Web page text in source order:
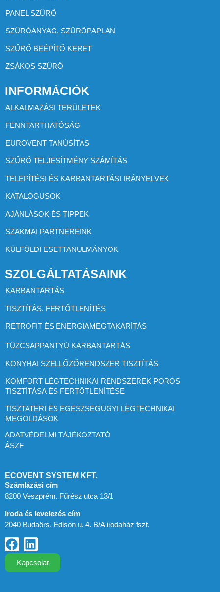
PANEL SZŰRŐ
SZŰRŐANYAG, SZŰRŐPAPLAN
SZŰRŐ BEÉPÍTŐ KERET
ZSÁKOS SZŰRŐ
INFORMÁCIÓK
ALKALMAZÁSI TERÜLETEK
FENNTARTHATÓSÁG
EUROVENT TANÚSÍTÁS
SZŰRŐ TELJESÍTMÉNY SZÁMÍTÁS
TELEPÍTÉSI ÉS KARBANTARTÁSI IRÁNYELVEK
KATALÓGUSOK
AJÁNLÁSOK ÉS TIPPEK
SZAKMAI PARTNEREINK
KÜLFÖLDI ESETTANULMÁNYOK
SZOLGÁLTATÁSAINK
KARBANTARTÁS
TISZTÍTÁS, FERTŐTLENÍTÉS
RETROFIT ÉS ENERGIAMEGTAKARÍTÁS
TŰZCSAPPANTYÚ KARBANTARTÁS
KONYHAI SZELLŐZŐRENDSZER TISZTÍTÁS
KOMFORT LÉGTECHNIKAI RENDSZEREK POROS
TISZTÍTÁSA ÉS FERTŐTLENÍTÉSE
TISZTATÉRI ÉS EGÉSZSÉGÜGYI LÉGTECHNIKAI
MEGOLDÁSOK
ADATVÉDELMI TÁJÉKOZTATÓ
ÁSZF
ECOVENT SYSTEM KFT.
Számlázási cím
8200 Veszprém, Fűrész utca 13/1
Iroda és levelezés cím
2040 Budaörs, Edison u. 4. B/A irodaház fszt.
Kapcsolat